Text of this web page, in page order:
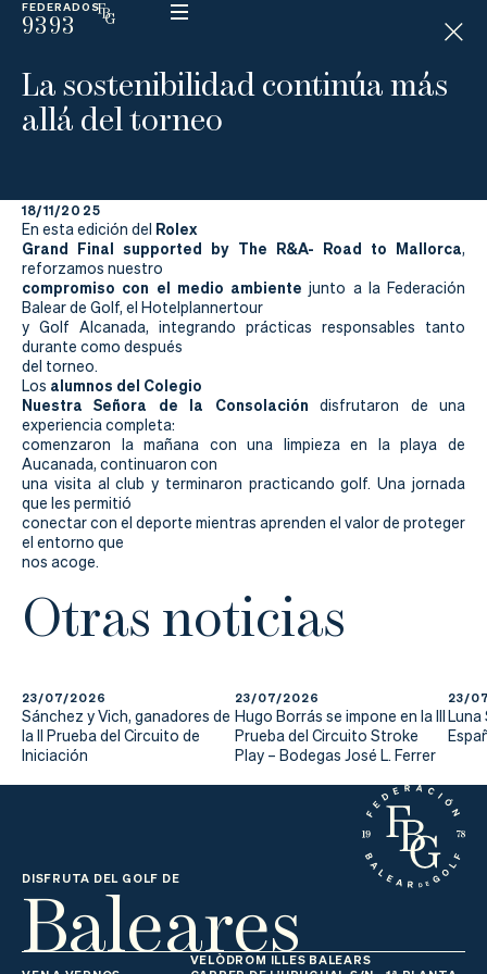
FEDERADOS
9393
ESP
N
D
C
La
Federación
Federarse
Jugar
Aprender
Actualidad
Tienda
La sostenibilidad continúa más
allá del torneo
18/11/2025
En esta edición del Rolex
Grand Final supported by The R&A- Road to Mallorca,
reforzamos nuestro
compromiso con el medio ambiente junto a la Federación
Balear de Golf, el Hotelplannertour
y Golf Alcanada, integrando prácticas responsables tanto
durante como después
del torneo.
Los alumnos del Colegio
Nuestra Señora de la Consolación disfrutaron de una
experiencia completa:
comenzaron la mañana con una limpieza en la playa de
Aucanada, continuaron con
una visita al club y terminaron practicando golf. Una jornada
que les permitió
conectar con el deporte mientras aprenden el valor de proteger
el entorno que
nos acoge.
Otras noticias
23/07/2026
Sánchez y Vich, ganadores de
la II Prueba del Circuito de
Iniciación
23/07/2026
Hugo Borrás se impone en la III
Prueba del Circuito Stroke
Play – Bodegas José L. Ferrer
23/
Luna
DISFRUTA DEL GOLF DE
Baleares
VELÒDROM ILLES BALEARS